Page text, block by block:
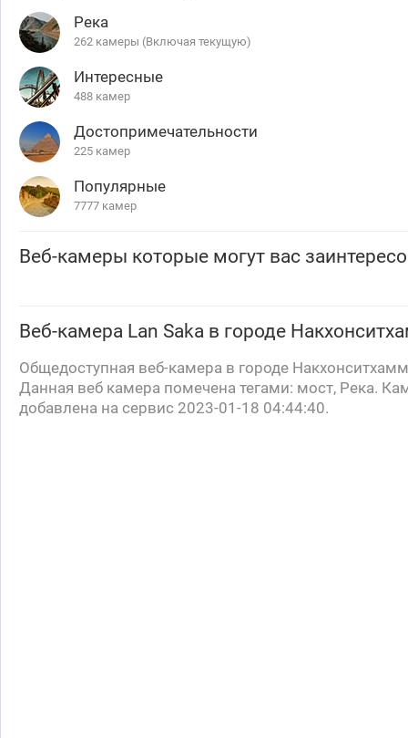
Река
262 камеры (Включая текущую)
Интересные
488 камер
Достопримечательности
225 камер
Популярные
7777 камер
Веб-камеры которые могут вас
Веб-камера Lan Saka в городе
Общедоступная веб-камера в городе
Данная веб камера помечена тегами: мост, Река.
добавлена на сервис 2023-01-18 04:44:40.